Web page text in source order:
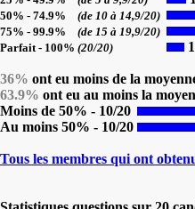
50% - 74.9% (de 10 à 14,9/20)
75% - 99.9% (de 15 à 19,9/20)
Parfait - 100% (20/20)
36% ont eu moins de la
63.9% ont eu au moins la
Moins de 50% - 10/20
Au moins 50% - 10/20
Tous les membres qui ont